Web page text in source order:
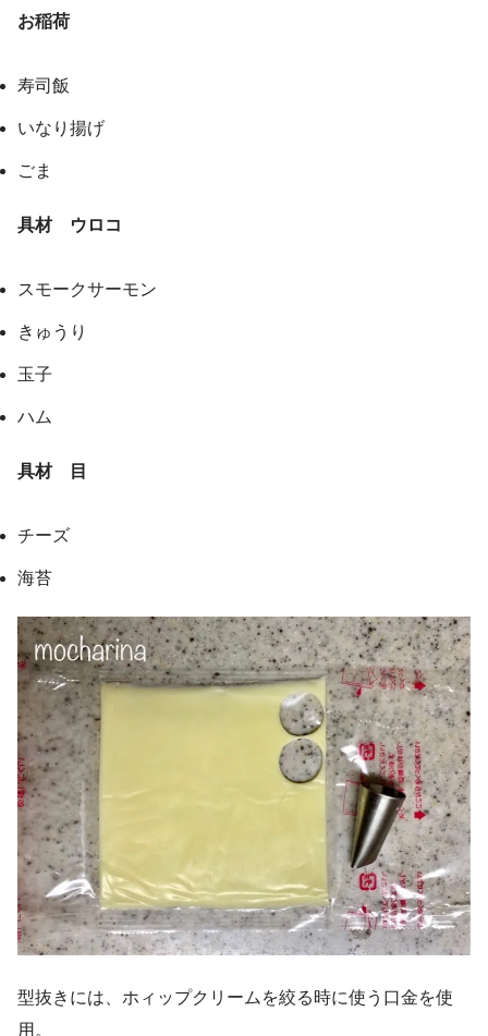
お稲荷
寿司飯
いなり揚げ
ごま
具材 ウロコ
スモークサーモン
きゅうり
玉子
ハム
具材 目
チーズ
海苔
型抜きには、ホィップクリームを絞る時に使う口金を使
用。